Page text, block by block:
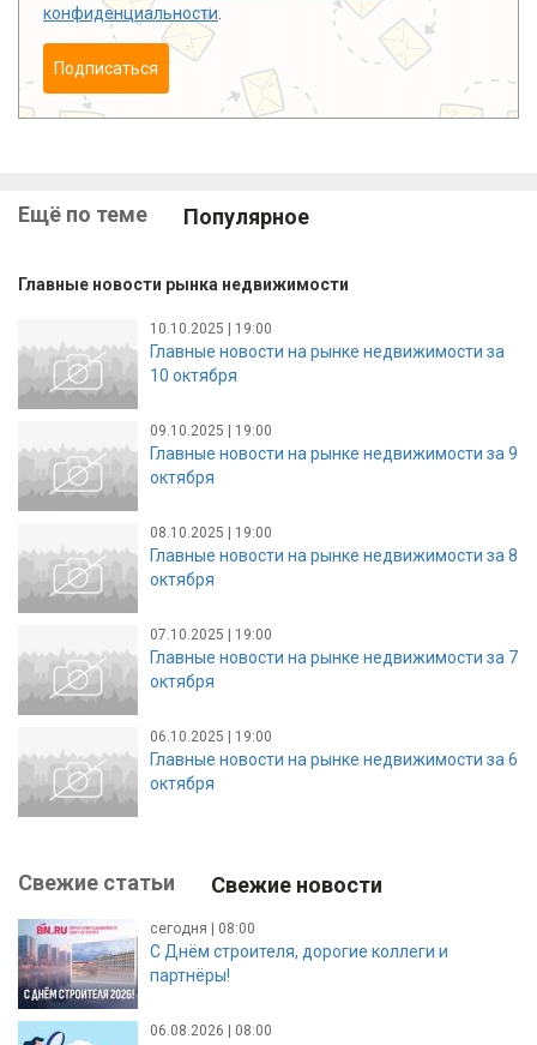
конфиденциальности
Подписаться
Ещё по теме Популярное
Главные новости рынка недвижимости
10.10.2025 | 19:00
Главные новости на рынке недвижимости за
10 октября
09.10.2025 | 19:00
Главные новости на рынке недвижимости за 9
октября
08.10.2025 | 19:00
Главные новости на рынке недвижимости за 8
октября
07.10.2025 | 19:00
Главные новости на рынке недвижимости за 7
октября
06.10.2025 | 19:00
Главные новости на рынке недвижимости за 6
октября
Свежие статьи Свежие новости
сегодня | 08:00
С Днём строителя, дорогие коллеги и
партнёры!
06.08.2026 | 08:00